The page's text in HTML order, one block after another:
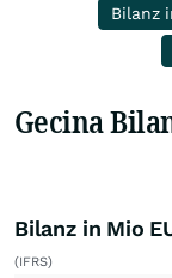
Bilanz
Gecina
Bilanz in Mio
(IFRS)